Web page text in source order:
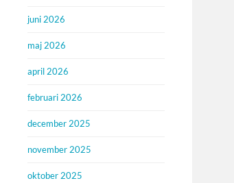
juni 2026
maj 2026
april 2026
februari 2026
december 2025
november 2025
oktober 2025